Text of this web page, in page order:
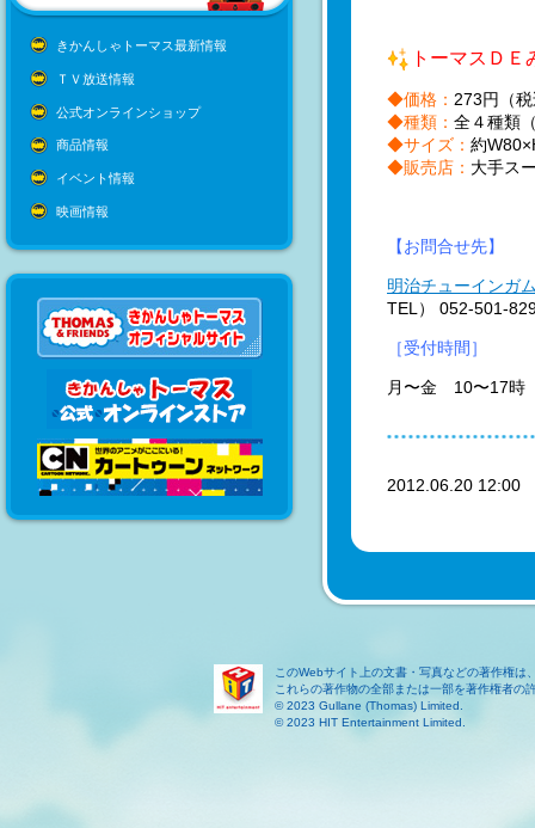
きかんしゃトーマス最新情報
ＴＶ放送情報
公式オンラインショップ
商品情報
イベント情報
映画情報
トーマスＤＥ
◆価格： 273円（
◆種類： 全４種類
◆サイズ： 約
◆販売店： 大手ス
【お問合せ先】
明治チューインガ
TEL） 052-501-
［受付時間］
月〜金 10〜17時
2012.06.20
このWebサイト上の文書・写真などの著作権
これらの著作物の全部または一部を著作権者の
© 2023 Gullane (Thomas) Limited.
© 2023 HIT Entertainment Limited.